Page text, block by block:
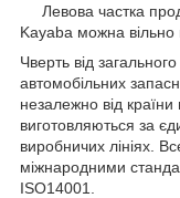
Левова частка
Kayaba можна вільно
Чверть від
автомобільних
незалежно від
виготовляються за
виробничих лініях.
міжнародними
ISO14001.